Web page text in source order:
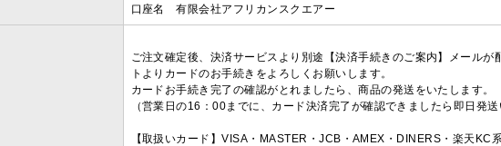
口座名 有限会社アフリカンスクエアー
ご注文確定後、決済サービスより別途【決済手続きのご案内】メール
トよりカードのお手続きをよろしくお願いします。
カードお手続き完了の確認がとれましたら、商品の発送をいたします。
（営業日の16：00までに、カード決済完了が確認できましたら即日発
【取扱いカード】VISA・MASTER・JCB・AMEX・DINERS・楽天KC